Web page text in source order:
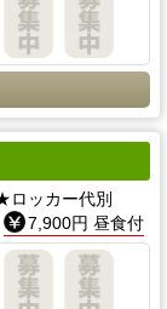
ッカー代別
7,900円 昼食付